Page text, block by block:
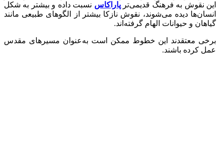
این نقوش به فرهنگ قدیمی‌ترپاراکاس نسبت داده و بیشتر به شکل
انسان‌ها دیده می‌شوند، نقوش نازکا بیشتر از الگوهای طبیعی مانند
گیاهان و حیوانات الهام گرفته‌اند.
برخی معتقدند این خطوط ممکن است به‌عنوان مسیرهای مقدس
عمل کرده باشند.